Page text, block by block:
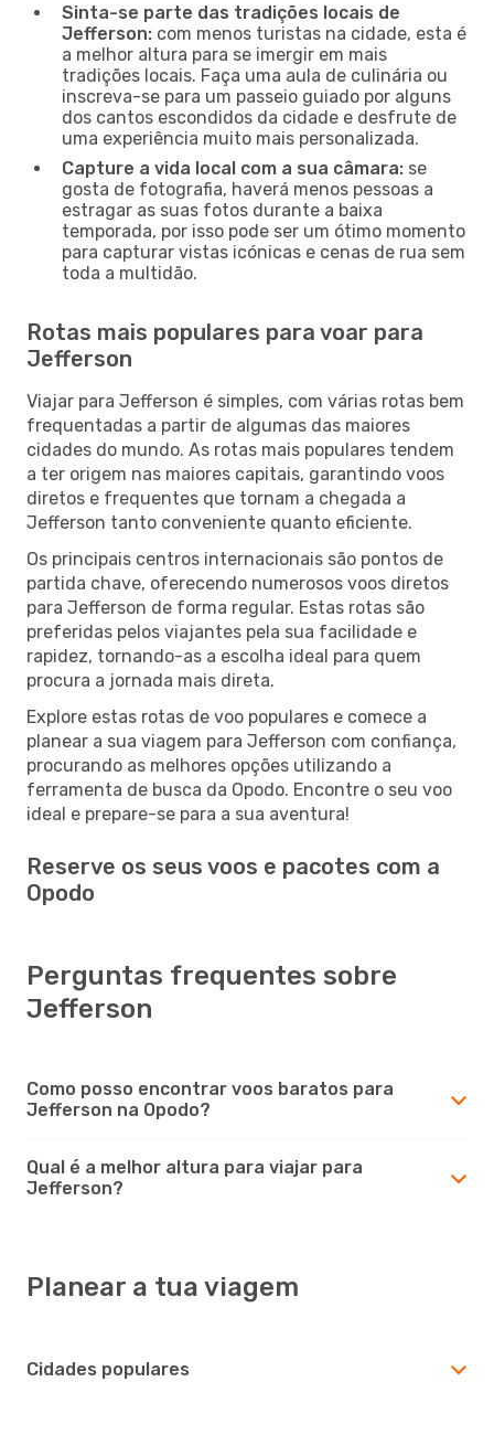
Sinta-se parte das tradições locais de
Jefferson: com menos turistas na cidade, esta é
a melhor altura para se imergir em mais
tradições locais. Faça uma aula de culinária ou
inscreva-se para um passeio guiado por alguns
dos cantos escondidos da cidade e desfrute de
uma experiência muito mais personalizada.
Capture a vida local com a sua câmara: se
gosta de fotografia, haverá menos pessoas a
estragar as suas fotos durante a baixa
temporada, por isso pode ser um ótimo momento
para capturar vistas icónicas e cenas de rua sem
toda a multidão.
Rotas mais populares para voar para
Jefferson
Viajar para Jefferson é simples, com várias rotas bem
frequentadas a partir de algumas das maiores
cidades do mundo. As rotas mais populares tendem
a ter origem nas maiores capitais, garantindo voos
diretos e frequentes que tornam a chegada a
Jefferson tanto conveniente quanto eficiente.
Os principais centros internacionais são pontos de
partida chave, oferecendo numerosos voos diretos
para Jefferson de forma regular. Estas rotas são
preferidas pelos viajantes pela sua facilidade e
rapidez, tornando-as a escolha ideal para quem
procura a jornada mais direta.
Explore estas rotas de voo populares e comece a
planear a sua viagem para Jefferson com confiança,
procurando as melhores opções utilizando a
ferramenta de busca da Opodo. Encontre o seu voo
ideal e prepare-se para a sua aventura!
Reserve os seus voos e pacotes com a
Opodo
Perguntas frequentes sobre
Jefferson
Como posso encontrar voos baratos para
Jefferson na Opodo?
Qual é a melhor altura para viajar para
Jefferson?
Planear a tua viagem
Cidades populares